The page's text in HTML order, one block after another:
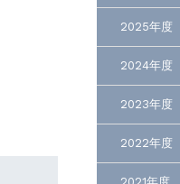
2025年度
2024年度
2023年度
2022年度